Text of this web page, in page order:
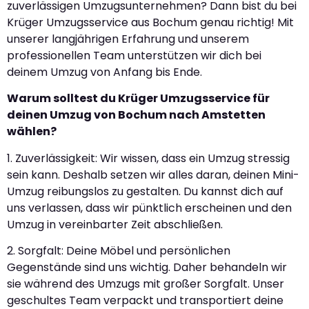
zuverlässigen Umzugsunternehmen? Dann bist du bei
Krüger Umzugsservice aus Bochum genau richtig! Mit
unserer langjährigen Erfahrung und unserem
professionellen Team unterstützen wir dich bei
deinem Umzug von Anfang bis Ende.
Warum solltest du Krüger Umzugsservice für
deinen Umzug von Bochum nach Amstetten
wählen?
1. Zuverlässigkeit: Wir wissen, dass ein Umzug stressig
sein kann. Deshalb setzen wir alles daran, deinen Mini-
Umzug reibungslos zu gestalten. Du kannst dich auf
uns verlassen, dass wir pünktlich erscheinen und den
Umzug in vereinbarter Zeit abschließen.
2. Sorgfalt: Deine Möbel und persönlichen
Gegenstände sind uns wichtig. Daher behandeln wir
sie während des Umzugs mit großer Sorgfalt. Unser
geschultes Team verpackt und transportiert deine